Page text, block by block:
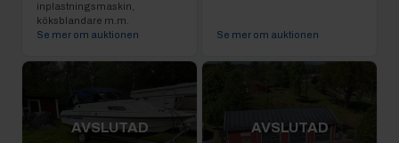
inplastningsmaskin,
köksblandare m.m.
Se mer om auktionen
Se mer om auktionen
AVSLUTAD AVSLUTAD